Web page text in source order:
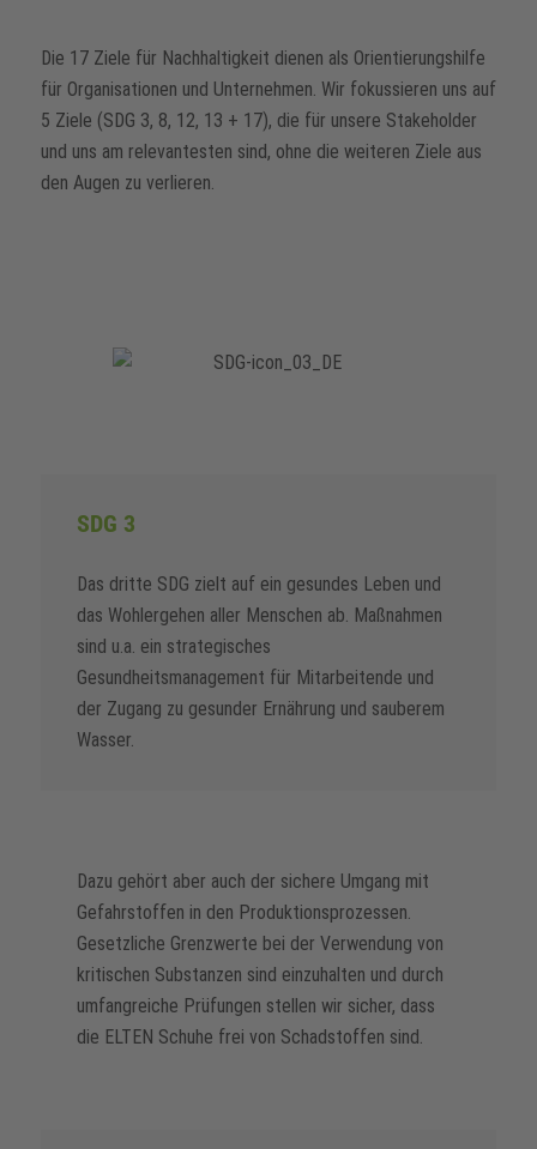
Die 17 Ziele für Nachhaltigkeit dienen als Orientierungshilfe
für Organisationen und Unternehmen. Wir fokussieren uns auf
5 Ziele (SDG 3, 8, 12, 13 + 17), die für unsere Stakeholder
und uns am relevantesten sind, ohne die weiteren Ziele aus
den Augen zu verlieren.
SDG 3
Das dritte SDG zielt auf ein gesundes Leben und
das Wohlergehen aller Menschen ab. Maßnahmen
sind u.a. ein strategisches
Gesundheitsmanagement für Mitarbeitende und
der Zugang zu gesunder Ernährung und sauberem
Wasser.
Dazu gehört aber auch der sichere Umgang mit
Gefahrstoffen in den Produktionsprozessen.
Gesetzliche Grenzwerte bei der Verwendung von
kritischen Substanzen sind einzuhalten und durch
umfangreiche Prüfungen stellen wir sicher, dass
die ELTEN Schuhe frei von Schadstoffen sind.